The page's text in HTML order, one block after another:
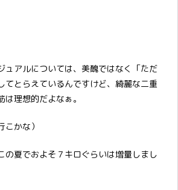
ュアルについては、美醜ではなく「ただ
てとらえているんですけど、綺麗な二重
理想的だよなぁ。
こかな）
の夏でおよそ７キロぐらいは増量しまし